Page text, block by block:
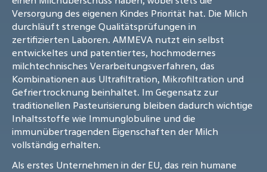
Versorgung des eigenen Kindes Priorität hat. Die Milch
durchläuft strenge Qualitätsprüfungen in
zertifizierten Laboren. AMMEVA nutzt ein selbst
entwickeltes und patentiertes, hochmodernes
milchtechnisches Verarbeitungsverfahren, das
Kombinationen aus Ultrafiltration, Mikrofiltration und
Gefriertrocknung beinhaltet. Im Gegensatz zur
traditionellen Pasteurisierung bleiben dadurch wichtige
Inhaltsstoffe wie Immunglobuline und die
immunübertragenden Eigenschaften der Milch
vollständig erhalten.
Als erstes Unternehmen in der EU, das rein humane